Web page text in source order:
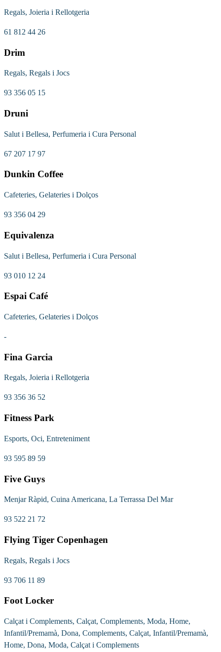
Regals, Joieria i Rellotgeria
61 812 44 26
Drim
Regals, Regals i Jocs
93 356 05 15
Druni
Salut i Bellesa, Perfumeria i Cura Personal
67 207 17 97
Dunkin Coffee
Cafeteries, Gelateries i Dolços
93 356 04 29
Equivalenza
Salut i Bellesa, Perfumeria i Cura Personal
93 010 12 24
Espai Café
Cafeteries, Gelateries i Dolços
-
Fina Garcia
Regals, Joieria i Rellotgeria
93 356 36 52
Fitness Park
Esports, Oci, Entreteniment
93 595 89 59
Five Guys
Menjar Ràpid, Cuina Americana, La Terrassa Del Mar
93 522 21 72
Flying Tiger Copenhagen
Regals, Regals i Jocs
93 706 11 89
Foot Locker
Calçat i Complements, Calçat, Complements, Moda, Home,
Infantil/Premamà, Dona, Complements, Calçat, Infantil/Premamà,
Home, Dona, Moda, Calçat i Complements